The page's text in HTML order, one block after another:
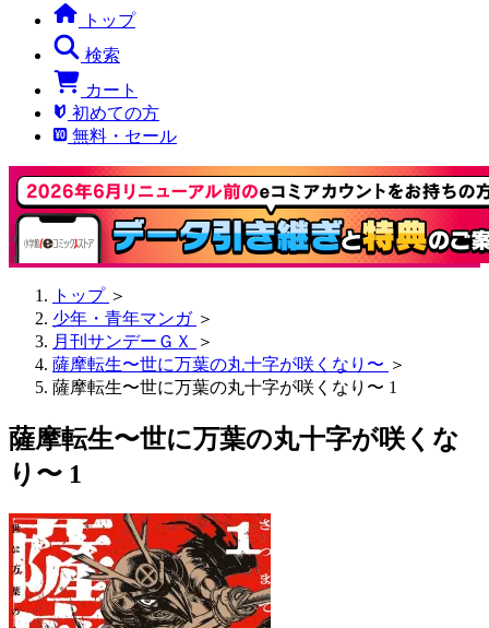
トップ
検索
カート
初めての方
無料・セール
トップ ＞
少年・青年マンガ ＞
月刊サンデーＧＸ
＞
薩摩転生〜世に万葉の丸十字が咲くなり〜 ＞
薩摩転生〜世に万葉の丸十字が咲くなり〜 1
薩摩転生〜世に万葉の丸十字が咲くな
り〜 1